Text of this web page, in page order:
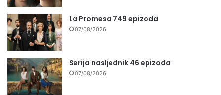
La Promesa 749 epizoda
07/08/2026
Serija nasljednik 46 epizoda
07/08/2026